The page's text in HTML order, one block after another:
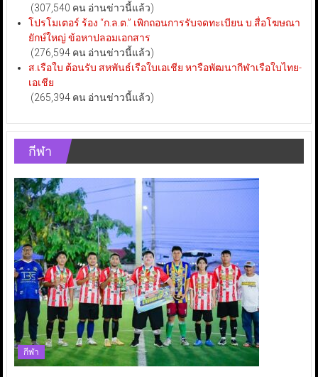
(307,540 คน อ่านข่าวนี้แล้ว)
โปรโมเตอร์ ร้อง “ก.ล.ต.” เพิกถอนการรับจดทะเบียน บ.สื่อโฆษณา
ยักษ์ใหญ่ ข้อหาปลอมเอกสาร
(276,594 คน อ่านข่าวนี้แล้ว)
ส.เรือใบ ต้อนรับ สหพันธ์เรือใบเอเชีย หารือพัฒนากีฬาเรือใบไทย-
เอเชีย
(265,394 คน อ่านข่าวนี้แล้ว)
กีฬา
กีฬา